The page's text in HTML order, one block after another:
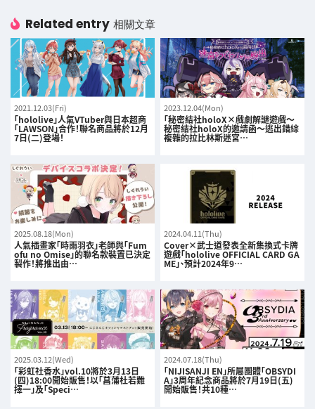
Related entry 相關文章
2021.12.03(Fri)
「hololive」人氣VTuber與日本超商
「LAWSON」合作！聯名商品將於12月
7日(二)登場！
2023.12.04(Mon)
「秘密結社holoX×戲劇解謎遊戲〜
秘密結社holoX的邀請函〜逃出錯綜
複雜的拉比林斯迷宮…
2025.08.18(Mon)
人氣插畫家「時雨羽衣」老師與「Fum
ofu no Omise」的聯名款裝置已決定
製作！將推出由…
2024.04.11(Thu)
Cover×武士道發表全新集換式卡牌
遊戲「hololive OFFICIAL CARD GA
ME」、預計2024年9…
2025.03.12(Wed)
「彩虹社香水」vol.10將於3月13日
(四)18:00開始販售！以「菖蒲杜若難
擇一」及「Speci…
2024.07.18(Thu)
「NIJISANJI EN」所屬團體「OBSYDI
A」3周年紀念商品將於7月19日(五)
開始販售！共10種…